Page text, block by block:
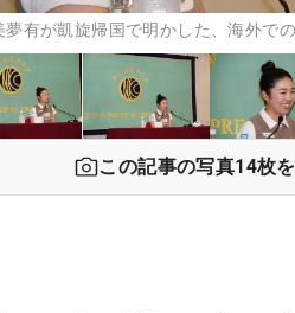
夢有が凱旋帰国で明かした、海外で
この記事の写真14枚